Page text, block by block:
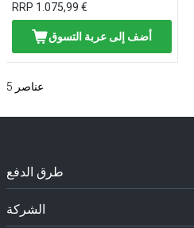
RRP 1.075,99 €
أضف إلى عربة التسوق
5 عناصر
طرق الدفع
الشركة